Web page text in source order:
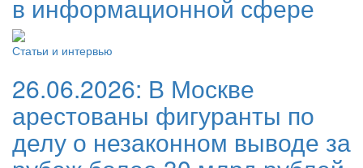
в информационной сфере
Статьи и интервью
26.06.2026: В Москве
арестованы фигуранты по
делу о незаконном выводе за